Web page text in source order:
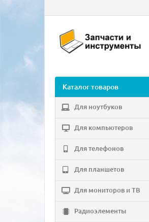
Каталог товаров
Для ноутбуков
Для компьютеров
Для телефонов
Для планшетов
Для мониторов и ТВ
Радиоэлементы